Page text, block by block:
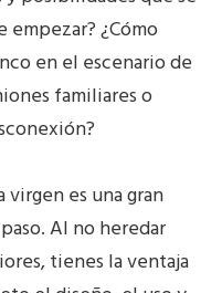
¿Cómo
en el escenario de
familiares o
virgenes una gran
Al no heredar
tienes la ventaja